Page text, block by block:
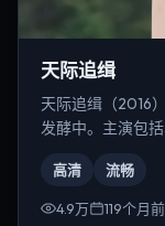
天际追缉
天际追缉（2016
发酵中。主演包
高清 流畅
4.9万 119个月前